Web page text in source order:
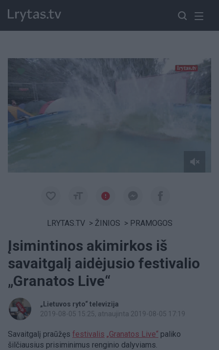
LRYTAS.TV > ŽINIOS > PRAMOGOS
Įsimintinos akimirkos iš
savaitgalį aidėjusio festivalio
„Granatos Live“
„Lietuvos ryto“ televizija
2019-08-05 15:25, atnaujinta 2019-08-05 17:19
Savaitgalį praūžęs festivalis „Granatos Live“ paliko
šilčiausius prisiminimus renginio dalyviams.